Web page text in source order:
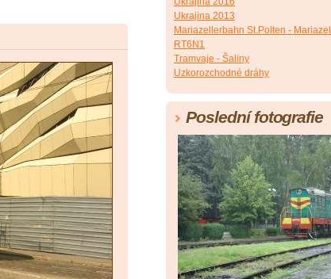
Ukrajina 2013
Mariazellerbahn St.Polten - Mariazell
RT6N1
Tramvaje - Šaliny
Uzkorozchodné dráhy
Poslední fotografie